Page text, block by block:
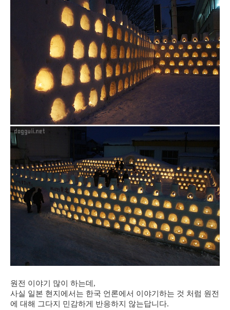
원전 이야기 많이 하는데,
사실 일본 현지에서는 한국 언론에서 이야기하는 것 처럼 원전
에 대해 그다지 민감하게 반응하지 않는답니다.